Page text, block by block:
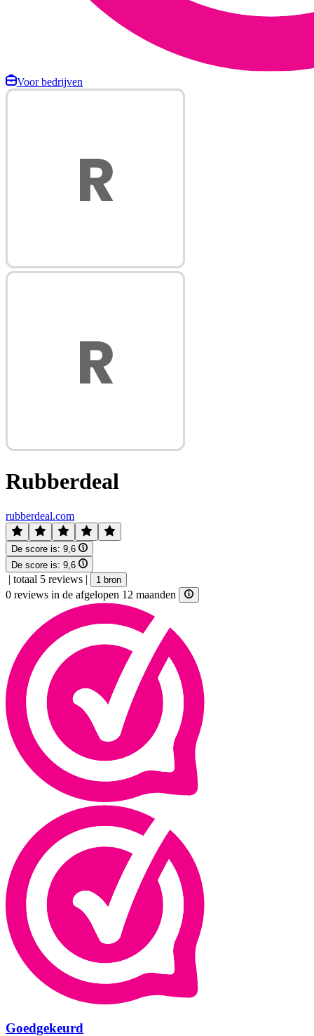
Voor bedrijven
Rubberdeal
rubberdeal.com
De score is: 9,6
De score is: 9,6
| totaal 5 reviews | 1 bron
0 reviews in de afgelopen 12 maanden
Goedgekeurd